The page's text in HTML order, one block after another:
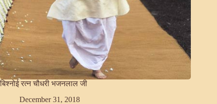
बिश्नोई रत्न चौधरी भजनलाल जी
December 31, 2018